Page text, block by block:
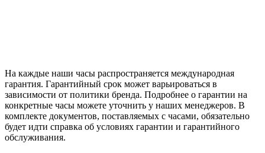
На каждые наши часы распространяется международная
гарантия. Гарантийный срок может варьироваться в
зависимости от политики бренда. Подробнее о гарантии на
конкретные часы можете уточнить у наших менеджеров. В
комплекте документов, поставляемых с часами, обязательно
будет идти справка об условиях гарантии и гарантийного
обслуживания.